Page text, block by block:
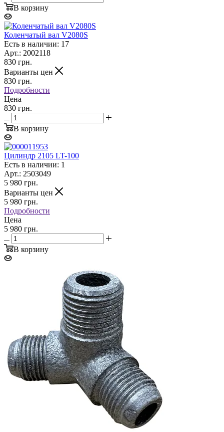
В корзину
Коленчатый вал V2080S
Есть в наличии: 17
Арт.: 2002118
830 грн.
Варианты цен
830 грн.
Подробности
Цена
830 грн.
В корзину
Цилиндр 2105 LT-100
Есть в наличии: 1
Арт.: 2503049
5 980 грн.
Варианты цен
5 980 грн.
Подробности
Цена
5 980 грн.
В корзину